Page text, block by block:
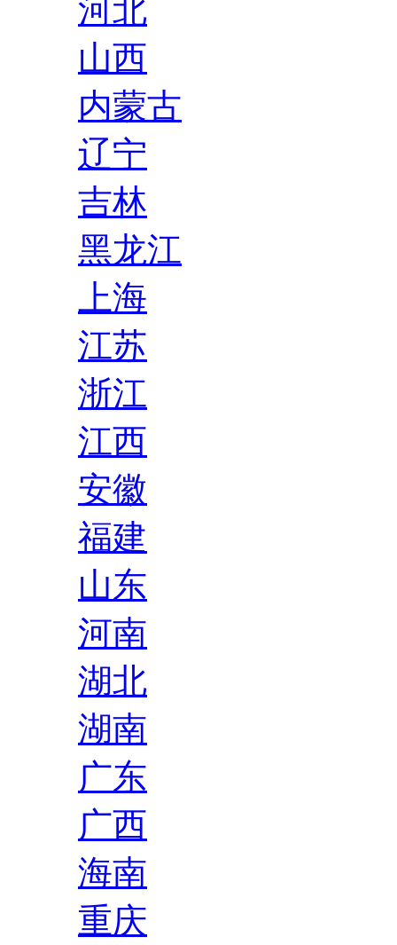
河北
山西
内蒙古
辽宁
吉林
黑龙江
上海
江苏
浙江
江西
安徽
福建
山东
河南
湖北
湖南
广东
广西
海南
重庆